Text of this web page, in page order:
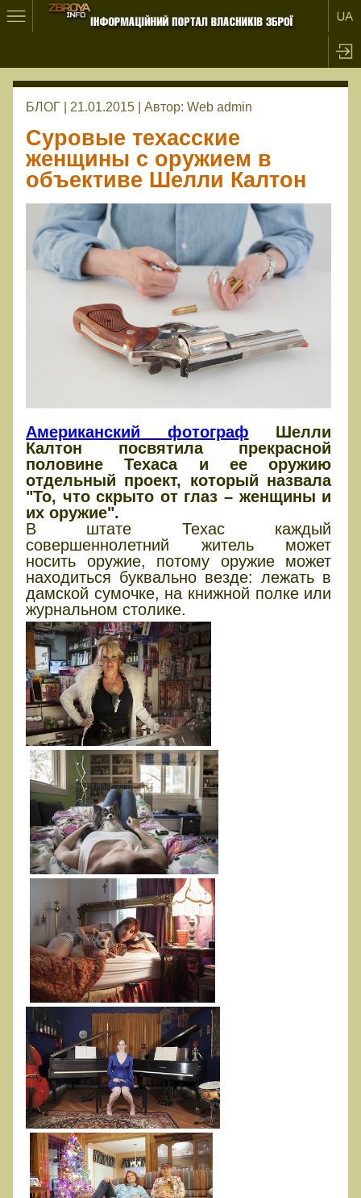
БЛОГ | 21.01.2015 | Автор: Web admin
Суровые техасские
женщины с оружием в
объективе Шелли Калтон
Американский фотограф Шелли
Калтон посвятила прекрасной
половине Техаса и ее оружию
отдельный проект, который назвала
"То, что скрыто от глаз – женщины и
их оружие".
В штате Техас каждый
совершеннолетний житель может
носить оружие, потому оружие может
находиться буквально везде: лежать в
дамской сумочке, на книжной полке или
журнальном столике.